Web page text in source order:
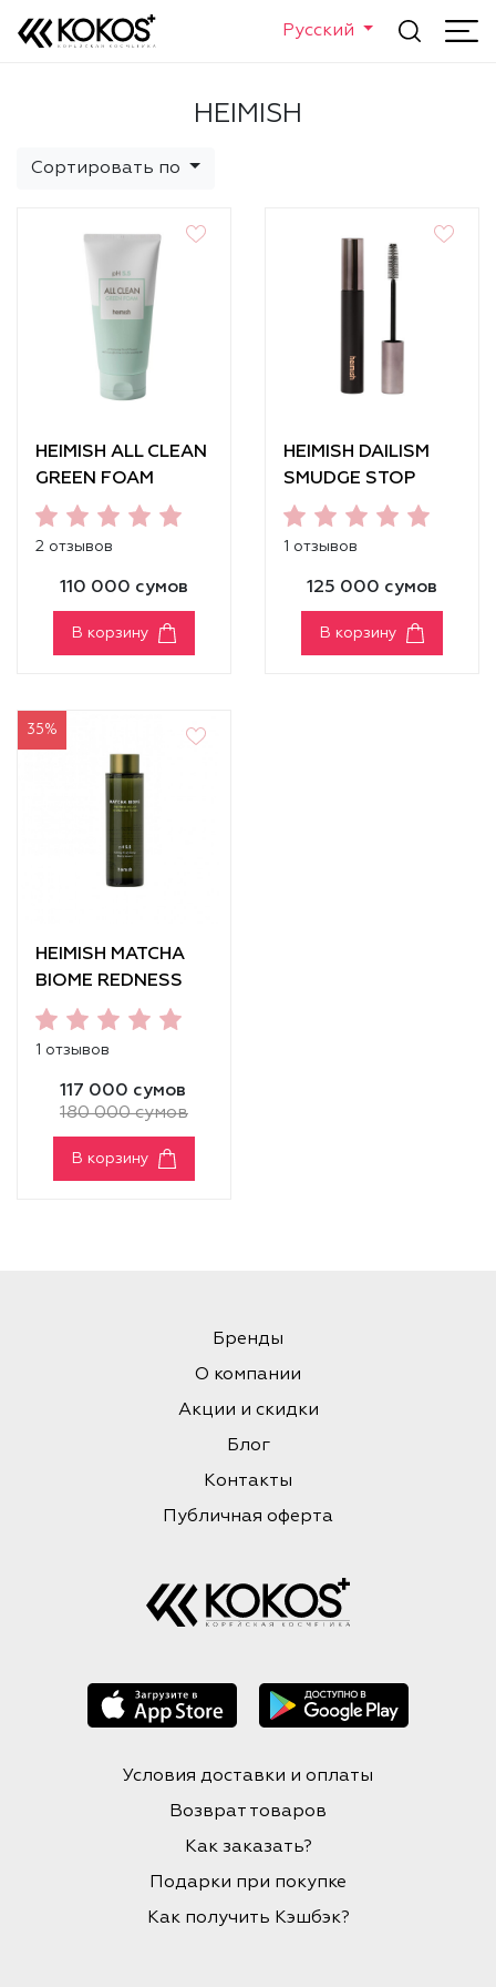
Русский
HEIMISH
Сортировать по
HEIMISH ALL CLEAN
GREEN FOAM
2 отзывов
110 000 сумов
В корзину
HEIMISH DAILISM
SMUDGE STOP
MASCARA
[VOLUME]
1 отзывов
125 000 сумов
В корзину
35%
HEIMISH MATCHA
BIOME REDNESS
RELIEF HYDRATING
TONER
1 отзывов
117 000 сумов
180 000 сумов
В корзину
Бренды
О компании
Акции и скидки
Блог
Контакты
Публичная оферта
Условия доставки и оплаты
Возврат товаров
Как заказать?
Подарки при покупке
Как получить Кэшбэк?